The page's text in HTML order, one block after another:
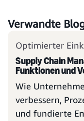
Verwandte
Optimierter
Supply Chain
Funktionen und
Wie
verbessern,
und fundierte